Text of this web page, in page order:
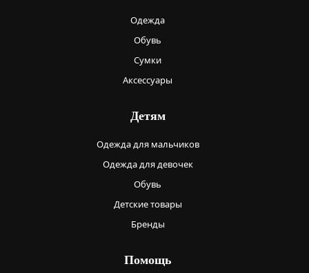
Одежда
Обувь
Сумки
Аксессуары
Детям
Одежда для мальчиков
Одежда для девочек
Обувь
Детские товары
Бренды
Помощь